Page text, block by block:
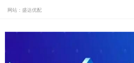
网站：盛达优配